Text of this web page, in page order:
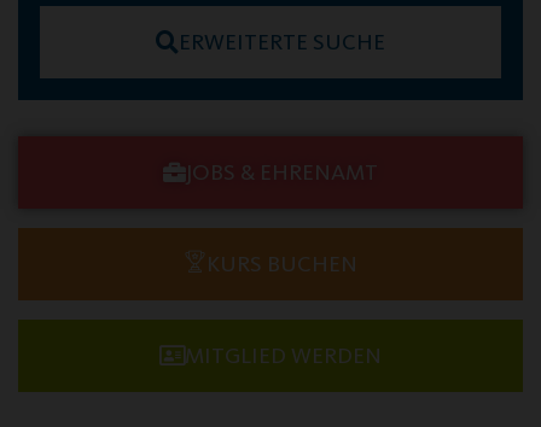
ERWEITERTE SUCHE
JOBS & EHRENAMT
KURS BUCHEN
MITGLIED WERDEN